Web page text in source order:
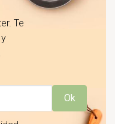
Te
Ok